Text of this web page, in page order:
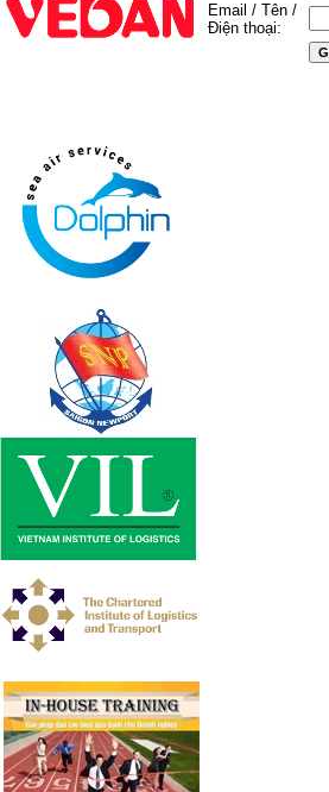
Email / Tên /
Điện thoại: